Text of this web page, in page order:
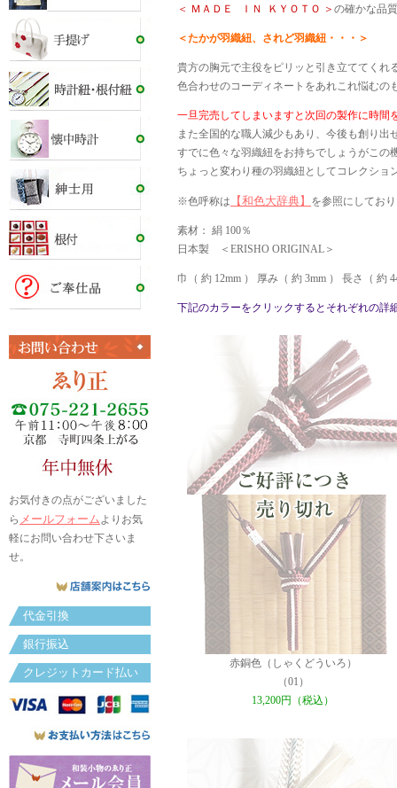
お気付きの点がございました
ら メールフォームよりお気
軽にお問い合わせ下さいま
せ。
代金引換
銀行振込
クレジットカード払い
＜ ＭＡＤＥ ＩＮ ＫＹＯＴＯ ＞ の確かな品
＜たかが羽織紐、されど羽織紐・・・＞
貴方の胸元で主役をピリッと引き立ててくれ
色合わせのコーディネートをあれこれ悩むの
一旦完売してしまいますと次回の製作に時間
また全国的な職人減少もあり、今後も創り
すでに色々な羽織紐をお持ちでしょうがこの
ちょっと変わり種の羽織紐としてコレクショ
※色呼称は 【和色大辞典】 を参照にしてお
素材： 絹 100％
日本製 ＜ERISHO ORIGINAL＞
巾（ 約 12mm ） 厚み（ 約 3mm ） 長さ（ 約
下記のカラーをクリックするとそれぞれの詳
赤銅色（しゃくどういろ）
（01）
13,200円（税込）